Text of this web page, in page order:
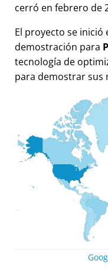
cerró en febrero de
El proyecto se
demostración para
tecnología de
para demostrar sus